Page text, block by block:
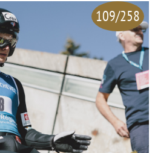
109/258